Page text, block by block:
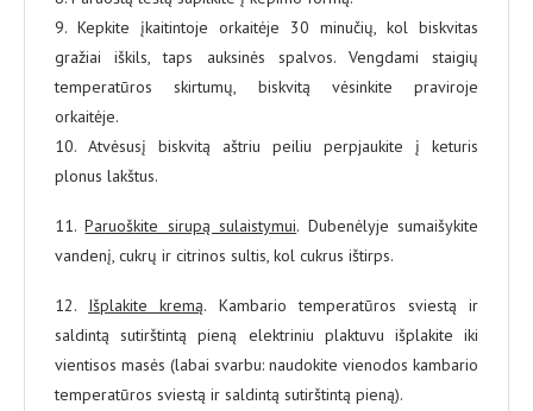
9. Kepkite įkaitintoje orkaitėje 30 minučių, kol biskvitas
gražiai iškils, taps auksinės spalvos. Vengdami staigių
temperatūros skirtumų, biskvitą vėsinkite praviroje
orkaitėje.
10. Atvėsusį biskvitą aštriu peiliu perpjaukite į keturis
plonus lakštus.
11.Paruoškite sirupą sulaistymui. Dubenėlyje sumaišykite
vandenį, cukrų ir citrinos sultis, kol cukrus ištirps.
12. Išplakite kremą. Kambario temperatūros sviestą ir
saldintą sutirštintą pieną elektriniu plaktuvu išplakite iki
vientisos masės (labai svarbu: naudokite vienodos kambario
temperatūros sviestą ir saldintą sutirštintą pieną).